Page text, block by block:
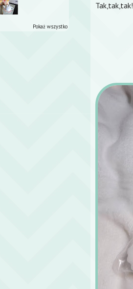
Tak,tak,tak!
Pokaż wszystko